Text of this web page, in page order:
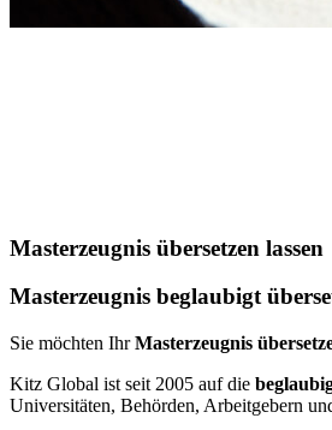
Masterzeugnis übersetzen lassen
Masterzeugnis beglaubigt
Sie möchten IhrMasterzeugnis
Kitz Global ist seit 2005 auf die
Universitäten, Behörden, Arbeitgebern